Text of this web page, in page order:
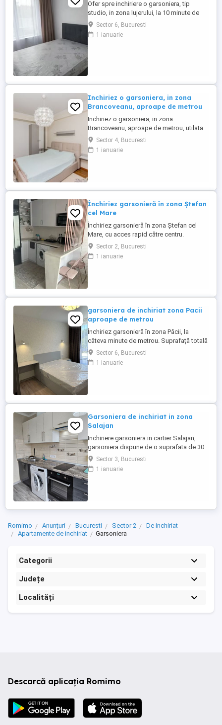
Ofer spre inchiriere o garsoniera, tip
studio, in zona lujerului, la 10 minute de
metrou, in apropriere de mijloacele de
transport si magazine, se afla la etajul 4, si
dispune 38mp, ma puteti suna pentru mai
Sector 6, Bucuresti
1 ianuarie
Inchiriez o garsoniera, in zona
Brancoveanu, aproape de metrou
Inchiriez o garsoniera, in zona
Brancoveanu, aproape de metrou, utilata
si mobilata modern. E disponibila imediat.
Se afla la etajul 4 si dispune de 37 mp utili
Sector 4, Bucuresti
1 ianuarie
Închiriez garsonieră în zona Ștefan
cel Mare
Închiriez garsonieră în zona Ștefan cel
Mare, cu acces rapid către centru.
Suprafață utila 30 mp ,etaj 1.Este mobilată
și utilată. Aproape de Spitalul Floreasca,
Stadionul Dinamo și numeroase
Sector 2, Bucuresti
1 ianuarie
garsoniera de inchiriat zona Pacii
aproape de metrou
Închiriez garsonieră în zona Păcii, la
câteva minute de metrou. Suprafață totală
32 mp, etaj 2. Este mobilată și utilată,
potrivită pentru cineva care vrea liniște și
acces rapid către oraș. Aproape de centre
Sector 6, Bucuresti
1 ianuarie
Garsoniera de inchiriat in zona
Salajan
Inchiriere garsoniera in cartier Salajan,
garsoniera dispune de o suprafata de 30
mp, si este situat la etajul 2 al unui imobil
cu 4 etaje. Garsoniera este utilata si
mobilata complet si este situat in
Sector 3, Bucuresti
1 ianuarie
Romimo Anunțuri Bucuresti Sector 2
De inchiriat
Apartamente de inchiriat
Garsoniera
Categorii
Județe
Localități
Descarcă aplicația Romimo